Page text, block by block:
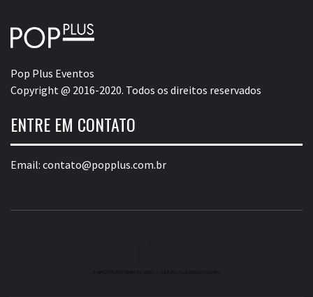
Pop Plus Eventos
Copyright @ 2016-2020. Todos os direitos reservados
ENTRE EM CONTATO
Email: contato@popplus.com.br